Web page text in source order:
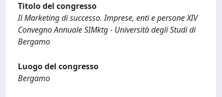
Titolo del congresso
Il Marketing di successo. Imprese, enti e persone XIV
Convegno Annuale SIMktg - Università degli Studi di
Bergamo
Luogo del congresso
Bergamo